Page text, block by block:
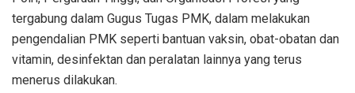
tergabung dalam Gugus Tugas PMK, dalam melakukan
pengendalian PMK seperti bantuan vaksin, obat-obatan dan
vitamin, desinfektan dan peralatan lainnya yang terus
menerus dilakukan.